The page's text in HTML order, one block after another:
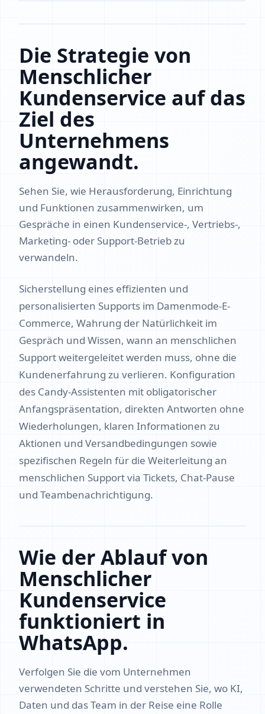
Die Strategie von
Menschlicher
Kundenservice auf das
Ziel des
Unternehmens
angewandt.
Sehen Sie, wie Herausforderung, Einrichtung
und Funktionen zusammenwirken, um
Gespräche in einen Kundenservice-, Vertriebs-,
Marketing- oder Support-Betrieb zu
verwandeln.
Sicherstellung eines effizienten und
personalisierten Supports im Damenmode-E-
Commerce, Wahrung der Natürlichkeit im
Gespräch und Wissen, wann an menschlichen
Support weitergeleitet werden muss, ohne die
Kundenerfahrung zu verlieren. Konfiguration
des Candy-Assistenten mit obligatorischer
Anfangspräsentation, direkten Antworten ohne
Wiederholungen, klaren Informationen zu
Aktionen und Versandbedingungen sowie
spezifischen Regeln für die Weiterleitung an
menschlichen Support via Tickets, Chat-Pause
und Teambenachrichtigung.
Wie der Ablauf von
Menschlicher
Kundenservice
funktioniert in
WhatsApp.
Verfolgen Sie die vom Unternehmen
verwendeten Schritte und verstehen Sie, wo KI,
Daten und das Team in der Reise eine Rolle